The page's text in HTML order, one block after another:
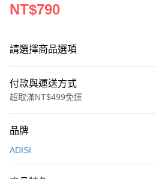
NT$790
請選擇商品選項
付款與運送方式
超取滿NT$499免運
信用卡一次付款
品牌
ADISI